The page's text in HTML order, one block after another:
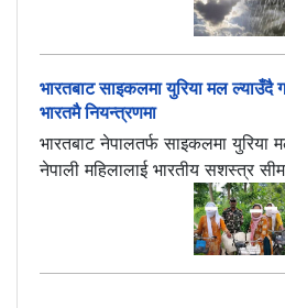
भारतबाट साइकलमा युरिया मल ल्याउँदै
भारतमै नियन्त्रणमा
भारतबाट नेपालतर्फ साइकलमा युरिया
नेपाली महिलालाई भारतीय सशस्त्र